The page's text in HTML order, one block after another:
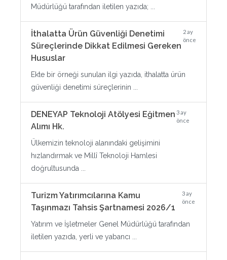
Müdürlüğü tarafından iletilen yazıda; ...
İthalatta Ürün Güvenliği Denetimi
Süreçlerinde Dikkat Edilmesi Gereken
Hususlar
2 ay
önce
Ekte bir örneği sunulan ilgi yazıda, ithalatta ürün
güvenliği denetimi süreçlerinin ...
DENEYAP Teknoloji Atölyesi Eğitmen
Alımı Hk.
3 ay
önce
Ülkemizin teknoloji alanındaki gelişimini
hızlandırmak ve Millî Teknoloji Hamlesi
doğrultusunda ...
Turizm Yatırımcılarına Kamu
Taşınmazı Tahsis Şartnamesi 2026/1
3 ay
önce
Yatırım ve İşletmeler Genel Müdürlüğü tarafından
iletilen yazıda, yerli ve yabancı ...